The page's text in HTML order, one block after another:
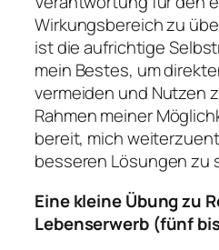
Wirkungsbereich zu
ist die aufrichtige
mein Bestes, um
vermeiden und Nutzen
Rahmen meiner
bereit, mich
besseren Lösungen zu
Eine kleine Übung zu
Lebenserwerb (fünf